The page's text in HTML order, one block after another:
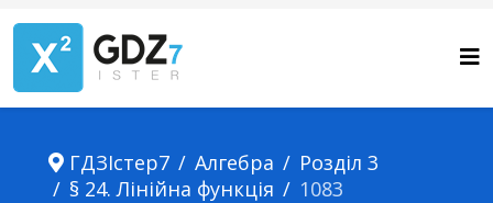
ГДЗІстер7 Алгебра
Розділ 3
§ 24. Лінійна функція
1083